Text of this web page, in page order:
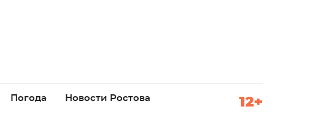
Погода Новости Ростова 12+